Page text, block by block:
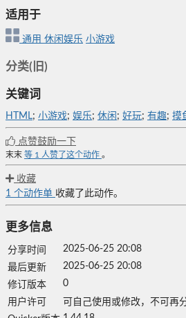
适用于
通用 休闲娱乐 小游戏
分类(旧)
关键词
HTML; 小游戏; 娱乐; 休闲 ; 好玩; 有趣; 摸
点赞鼓励一下
末末 等 1 人赞了这个动作 。
收藏
1 个动作单 收藏了此动作。
更多信息
分享时间
2025-06-25 20:08
最后更新
2025-06-25 20:08
修订版本
0
用户许可
可自己使用或修改，不可再